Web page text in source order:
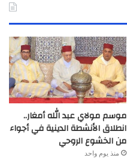
موسم مولاي عبد الله أمغار..
انطلاق الأنشطة الدينية في أجواء
من الخشوع الروحي
منذ يوم واحد